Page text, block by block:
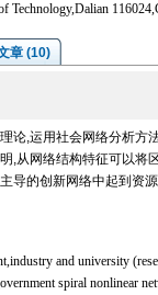
Technology,Dalian
章 (10)
,运用社会网络分析方
,从网络结构特征可以
导的创新网络中起到资
and university
spiral nonlinear